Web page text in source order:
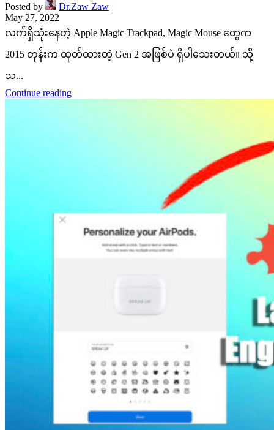
Posted by
Dr.Zaw Zaw
May 27, 2022
လက်ရှိသုံးနေတဲ့ Apple Magic Trackpad, Magic Mouse တွေက
2015 တုန်းက ထုတ်ထားတဲ့ Gen 2 အဖြစ်ပဲ ရှိပါသေးတယ်။ သို့
သ...
Continue reading